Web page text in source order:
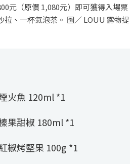
元（原價 1,080元）即可獲得入場票
、一杯氣泡茶。 圖／ LOUU 露物提
火魚 120ml *1
果甜椒 180ml *1
椒烤堅果 100g *1